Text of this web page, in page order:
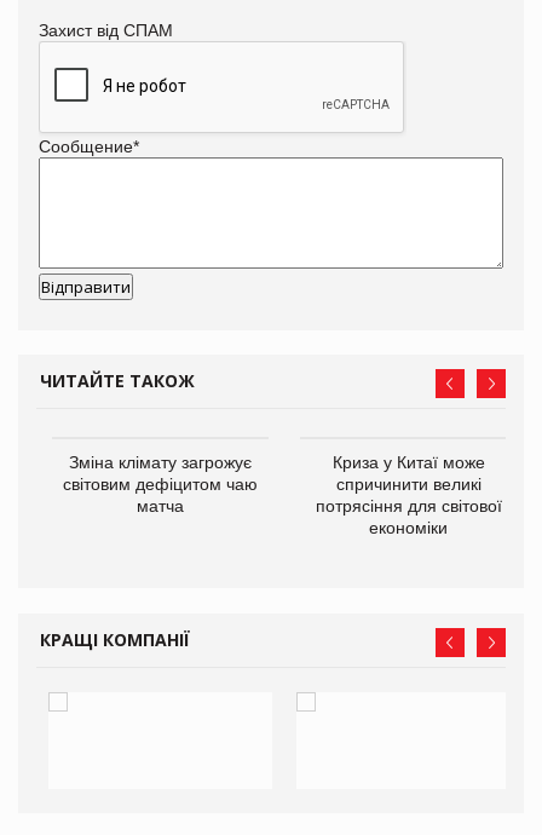
Захист від СПАМ
Сообщение*
ЧИТАЙТЕ ТАКОЖ
Зміна клімату загрожує
світовим дефіцитом чаю
матча
Криза у Китаї може
спричинити великі
потрясіння для світової
економіки
КРАЩІ КОМПАНІЇ